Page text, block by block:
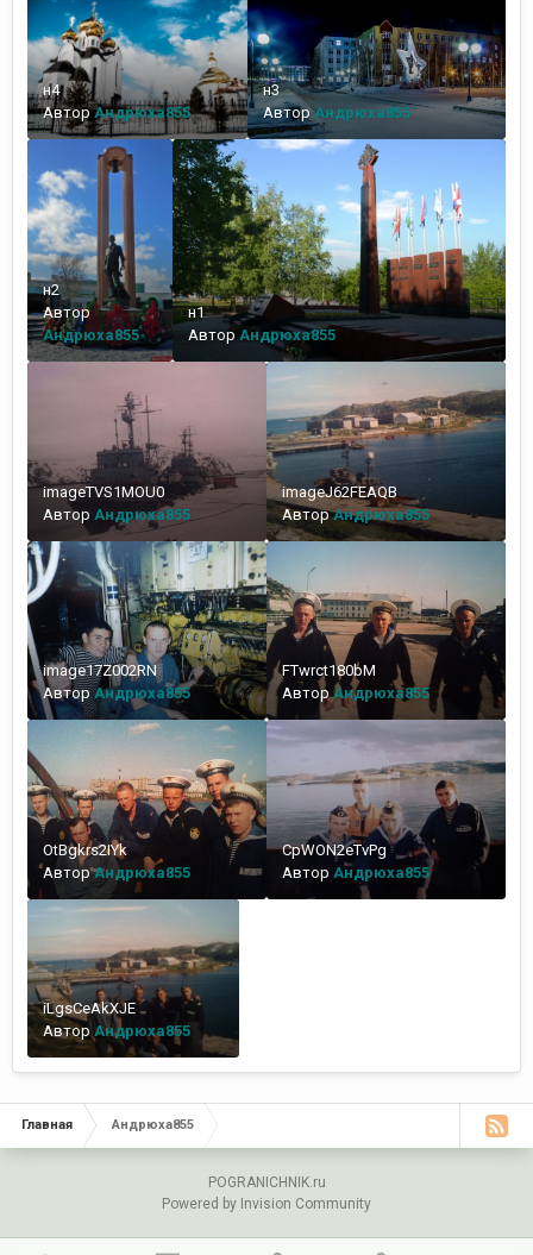
н4
АвторАндрюха855
н3
Автор Андрюха855
н2
Автор
Андрюха855
н1
Автор Андрюха855
imageTVS1MOU0
Автор Андрюха855
imageJ62FEAQB
АвторАндрюха855
image17Z002RN
АвторАндрюха855
FTwrct180bM
АвторАндрюха855
OtBgkrs2IYk
АвторАндрюха855
CpWON2eTvPg
Автор Андрюха855
iLgsCeAkXJE
Автор Андрюха855
Главная Андрюха855
POGRANICHNIK.ru
Powered by Invision Community